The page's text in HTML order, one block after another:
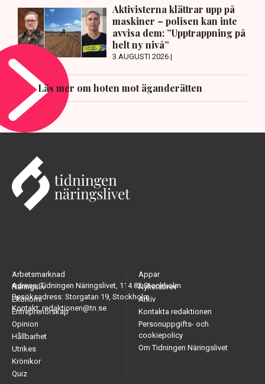
Aktivisterna klättrar upp på
maskiner – polisen kan inte
avvisa dem: ”Upptrappning på
helt ny nivå”
3 AUGUSTI 2026 |
Läs mer om hoten mot äganderätten
Adress: Tidningen Näringslivet, 114 82 Stockholm
Besöksadress: Storgatan 19, Stockholm
Kontakt: redaktionen@tn.se
Arbetsmarknad
Näringsliv
Ekonomi
Entreprenörskap
Opinion
Hållbarhet
Utrikes
Krönikor
Quiz
Appar
Nyhetsbrev
Arkiv
Kontakta redaktionen
Personuppgifts- och
cookiepolicy
Om Tidningen Näringslivet